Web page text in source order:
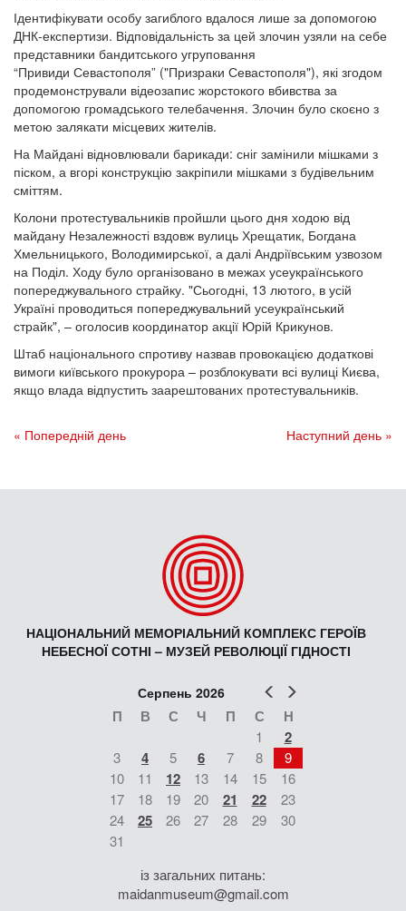
Ідентифікувати особу загиблого вдалося лише за допомогою
ДНК-експертизи. Відповідальність за цей злочин узяли на себе
представники бандитського угруповання
“Привиди Севастополя” ("Призраки Севастополя"), які згодом
продемонстрували відеозапис жорстокого вбивства за
допомогою громадського телебачення. Злочин було скоєно з
метою залякати місцевих жителів.
На Майдані відновлювали барикади: сніг замінили мішками з
піском, а вгорі конструкцію закріпили мішками з будівельним
сміттям.
Колони протестувальників пройшли цього дня ходою від
майдану Незалежності вздовж вулиць Хрещатик, Богдана
Хмельницького, Володимирської, а далі Андріївським узвозом
на Поділ. Ходу було організовано в межах усеукраїнського
попереджувального страйку. "Сьогодні, 13 лютого, в усій
Україні проводиться попереджувальний усеукраїнський
страйк", – оголосив координатор акції Юрій Крикунов.
Штаб національного спротиву назвав провокацією додаткові
вимоги київського прокурора – розблокувати всі вулиці Києва,
якщо влада відпустить заарештованих протестувальників.
« Попередній день Наступний день »
НАЦІОНАЛЬНИЙ МЕМОРІАЛЬНИЙ КОМПЛЕКС ГЕРОЇВ
НЕБЕСНОЇ СОТНІ – МУЗЕЙ РЕВОЛЮЦІЇ ГІДНОСТІ
Попер
Серпень 2026
П В С Ч П С Н
1 2
3 4 5 6 7 8
9
10
11 12 13 14 15
16
17
18 19 20 21 22
23
24
25 26 27 28 29
30
31
із загальних питань:
maidanmuseum@gmail.com